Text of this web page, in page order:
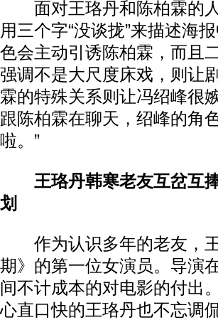
面对王珞丹和陈柏霖的人
用三个字“没谈拢”来描述海
色会主动引诱陈柏霖，而且
强调不是大尺度床戏，则让
霖的特殊关系则让冯绍峰很
跟陈柏霖在聊天，绍峰的角
啦。”
王珞丹韩寒老友互岔互
划
作为认识多年的老友，王
期》的第一位女演员。导演
间不计成本的对电影的付出
心直口快的王珞丹也不忘调